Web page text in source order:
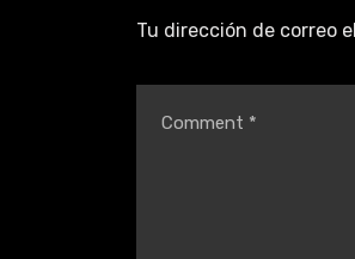
Tu dirección de correo